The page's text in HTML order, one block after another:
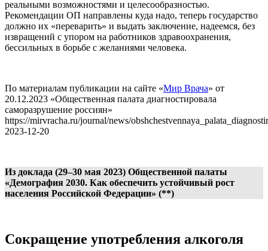
реальными возможностями и целесообразностью.
Рекомендации ОП направлены куда надо, теперь государство
должно их «переварить» и выдать заключение, надеемся, без
извращений с упором на работников здравоохранения,
бессильных в борьбе с желаниями человека.
По материалам публикации на сайте «Мир Врача» от
20.12.2023 «Общественная палата диагностировала
саморазрушение россиян»
https://mirvracha.ru/journal/news/
2023-12-20
Из доклада (29–30 мая 2023) Общественной палаты
«Демография 2030. Как обеспечить устойчивый рост
населения Российской Федерации» (**)
Сокращение употребления алкоголя